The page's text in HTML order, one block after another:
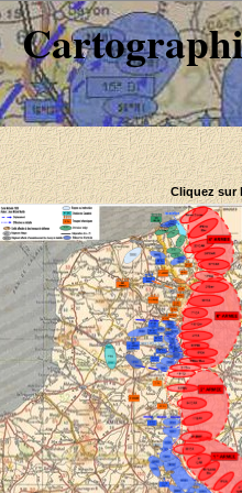
Cliquez sur